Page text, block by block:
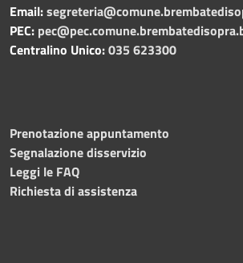
Email:
PEC:
Centralino Unico:035 623300
Prenotazione appuntamento
Segnalazione disservizio
Leggi le FAQ
Richiesta di assistenza